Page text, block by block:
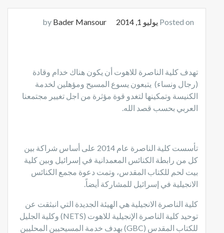
Posted on يوليو 1, 2014 Bader Mansour
تهدف كلية الناصرة للاهوت أن يكون هناك خدام وقادة
(رجال ونساء) يتبعون يسوع المسيح ومؤهلين لخدمة
الكنيسة وتمكينها لتغدو قوة مؤثرة من اجل تغيير مجتمعنا
العربي بحسب قصد الله.
تأسست كلية الناصرة عام 2014 على أساس شراكة بين
كل من رابطة الكنائس المعمدانية في إسرائيل وبين كلية
بيت لحم للكتاب المقدس، وتمت دعوة مجمع الكنائس
الانجيلية في إسرائيل للمشاركة أيضاً.
كلية الناصرة الانجيلية هي الهيئة الجديدة التي انبثقت عن
توحيد كلية الناصرة الإنجيلية للاهوت (NETS) وكلية الجليل
للكتاب المقدس ((GBC بهدف خدمة المسيحيين المحليين